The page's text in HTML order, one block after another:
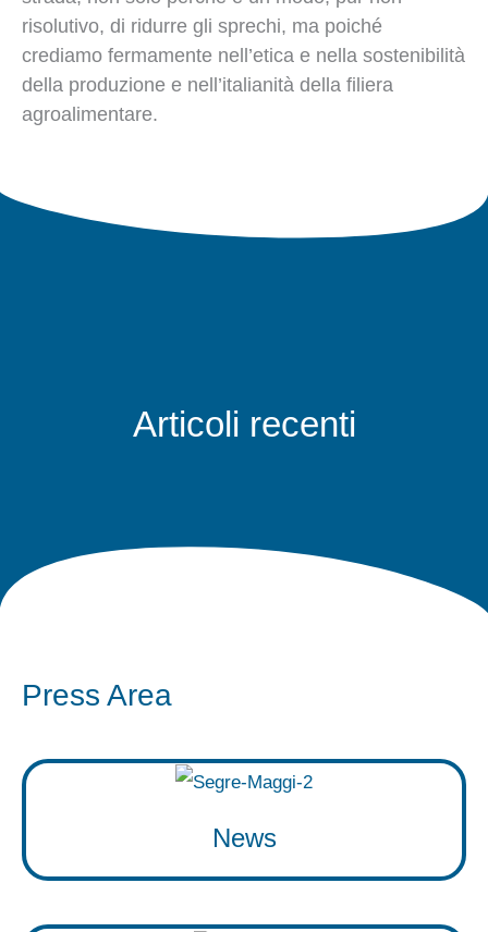
risolutivo, di ridurre gli sprechi, ma poiché
crediamo fermamente nell’etica e nella sostenibilità
della produzione e nell’italianità della filiera
agroalimentare.
Articoli recenti
Press Area
News